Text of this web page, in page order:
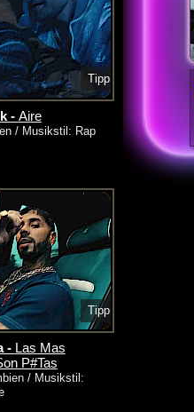
Tipp
- Aire
/ Musikstil: Rap
Tipp
- Las Mas
P#Tas
/ Musikstil: